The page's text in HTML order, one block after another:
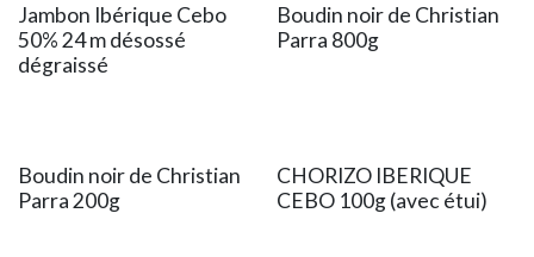
Jambon Ibérique Cebo
50% 24 m désossé
dégraissé
Boudin noir de Christian
Parra 800g
Boudin noir de Christian
Parra 200g
CHORIZO IBERIQUE
CEBO 100g (avec étui)